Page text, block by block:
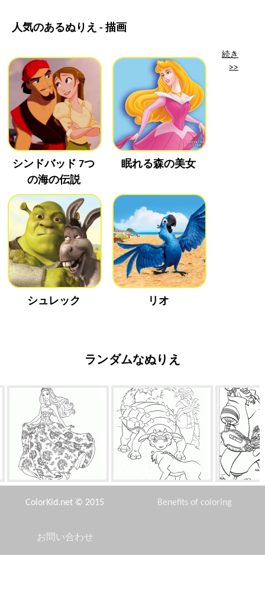
人気のあるぬりえ - 描画
シンドバッド 7つ
の海の伝説
眠れる森の美女
シュレック リオ
続き
>>
ランダムなぬりえ
バービーとボール 恐竜、ディエゴ ゴールド
ColorKid.net © 2015 Benefits of coloring
お問い合わせ